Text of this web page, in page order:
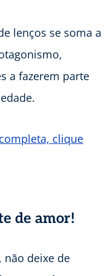
lenços se soma a
a fazerem parte
clique
de amor!
não deixe de